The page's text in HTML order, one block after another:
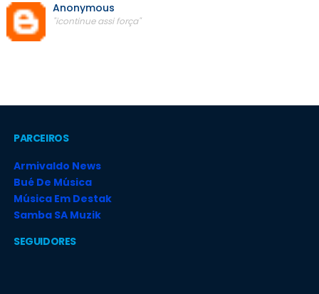
Anonymous
"icontinue assi força"
PARCEIROS
Armivaldo News
Bué De Música
Música Em Destak
Samba SA Muzik
SEGUIDORES